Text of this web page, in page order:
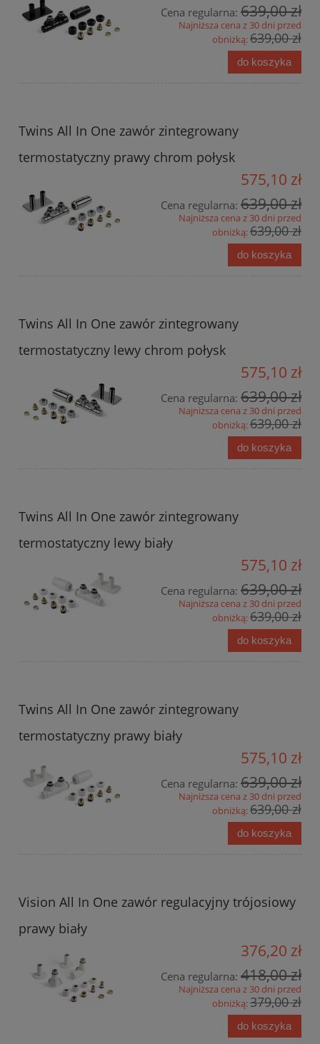
Cena regularna: 639,00 zł
Najniższa cena z 30 dni przed
obniżką:639,00 zł
do koszyka
Twins All In One zawór zintegrowany
termostatyczny prawy chrom połysk
575,10 zł
Cena regularna: 639,00 zł
Najniższa cena z 30 dni przed
obniżką:639,00 zł
do koszyka
Twins All In One zawór zintegrowany
termostatyczny lewy chrom połysk
575,10 zł
Cena regularna: 639,00 zł
Najniższa cena z 30 dni przed
obniżką:639,00 zł
do koszyka
Twins All In One zawór zintegrowany
termostatyczny lewy biały
575,10 zł
Cena regularna: 639,00 zł
Najniższa cena z 30 dni przed
obniżką:639,00 zł
do koszyka
Twins All In One zawór zintegrowany
termostatyczny prawy biały
575,10 zł
Cena regularna: 639,00 zł
Najniższa cena z 30 dni przed
obniżką:639,00 zł
do koszyka
Vision All In One zawór regulacyjny trójosiowy
prawy biały
376,20 zł
Cena regularna: 418,00 zł
Najniższa cena z 30 dni przed
obniżką:379,00 zł
do koszyka